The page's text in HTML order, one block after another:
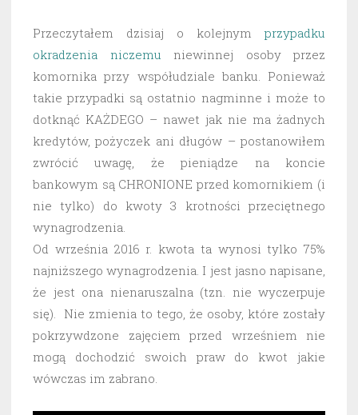
Przeczytałem dzisiaj o kolejnym przypadku
okradzenia niczemu niewinnej osoby przez
komornika przy współudziale banku. Ponieważ
takie przypadki są ostatnio nagminne i może to
dotknąć KAŻDEGO – nawet jak nie ma żadnych
kredytów, pożyczek ani długów – postanowiłem
zwrócić uwagę, że pieniądze na koncie
bankowym są CHRONIONE przed komornikiem (i
nie tylko) do kwoty 3 krotności przeciętnego
wynagrodzenia.
Od września 2016 r. kwota ta wynosi tylko 75%
najniższego wynagrodzenia. I jest jasno napisane,
że jest ona nienaruszalna (tzn. nie wyczerpuje
się). Nie zmienia to tego, że osoby, które zostały
pokrzywdzone zajęciem przed wrześniem nie
mogą dochodzić swoich praw do kwot jakie
wówczas im zabrano.